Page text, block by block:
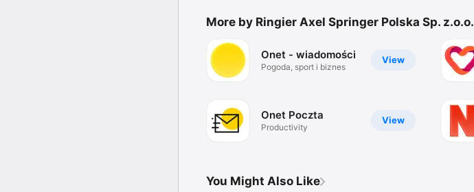
More by Ringier Axel Springer Polska Sp. z.o.o.
View
Onet - wiadomości
Pogoda, sport i biznes
View
Onet Poczta
Productivity
You Might Also Like